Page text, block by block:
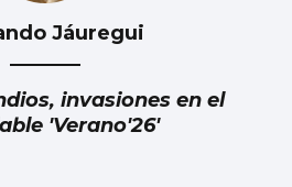
Jáuregui
invasiones en el
'Verano'26'